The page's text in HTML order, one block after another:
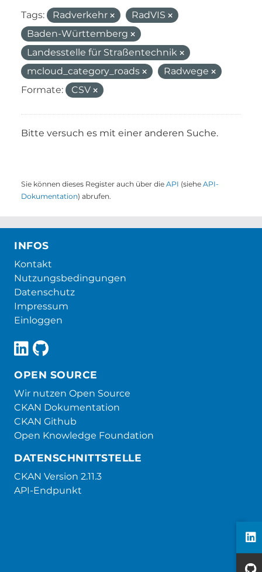
Tags: Radverkehr
RadVIS
Baden-Württemberg
Landesstelle für Straßentechnik
mcloud_category_roads
Radwege
Formate:
CSV
Bitte versuch es mit einer anderen Suche.
Sie können dieses Register auch über die API (siehe API-
Dokumentation) abrufen.
INFOS
Kontakt
Nutzungsbedingungen
Datenschutz
Impressum
Einloggen
OPEN SOURCE
Wir nutzen Open Source
CKAN Dokumentation
CKAN Github
Open Knowledge Foundation
DATENSCHNITTSTELLE
CKAN Version 2.11.3
API-Endpunkt